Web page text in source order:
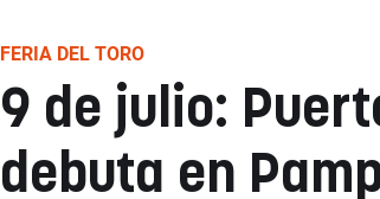
FERIA DEL TORO
9 de julio:
debuta en